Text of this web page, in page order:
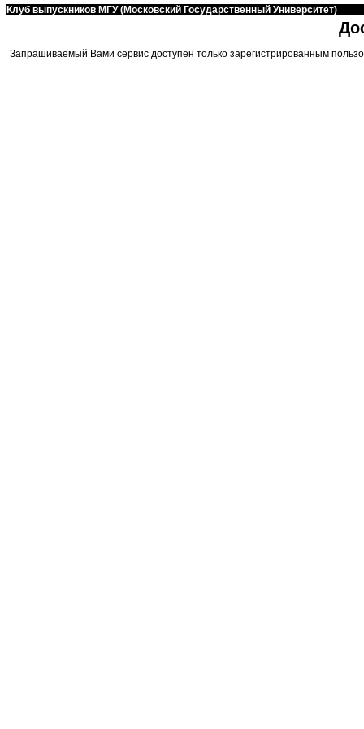
Клуб выпускников МГУ (Московский Государственный Университет)
Запрашиваемый Вами сервис доступен только зарегистрированным